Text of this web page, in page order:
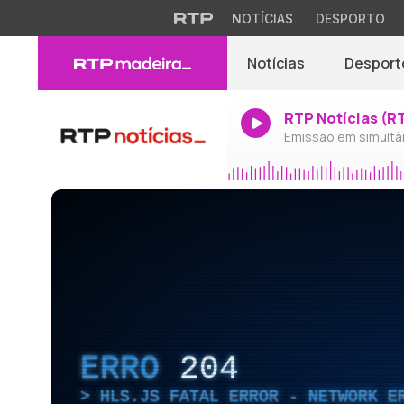
NOTÍCIAS DESPORTO
Notícias
RTP Notícias
Emissão em
ERRO 204
HLS.JS FATAL ERROR - NETWORK